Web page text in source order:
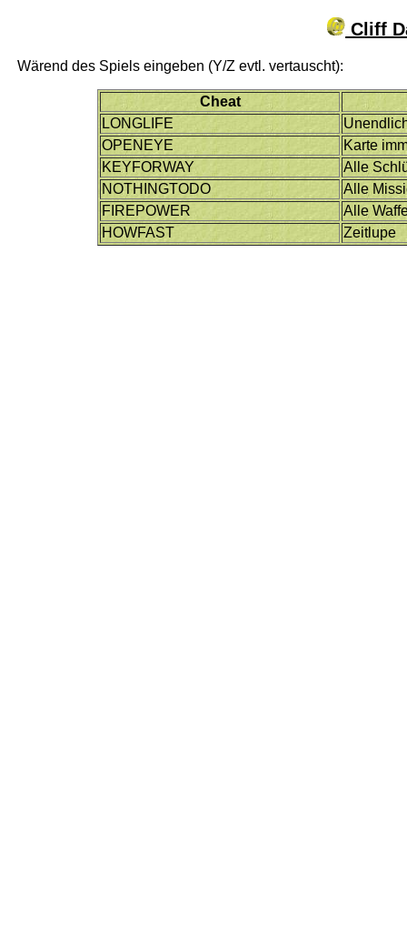
Cliff
Wärend des Spiels eingeben (Y/Z evtl. vertauscht):
Cheat
LONGLIFE
OPENEYE
Karte
KEYFORWAY
Alle
NOTHINGTODO
Alle
FIREPOWER
Alle
HOWFAST
Zeitlupe